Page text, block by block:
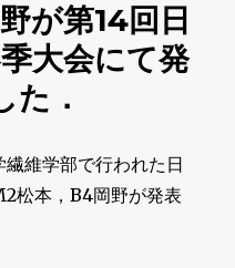
が第14回日
大会にて発
た．
維学部で行われた日
松本，B4岡野が発表